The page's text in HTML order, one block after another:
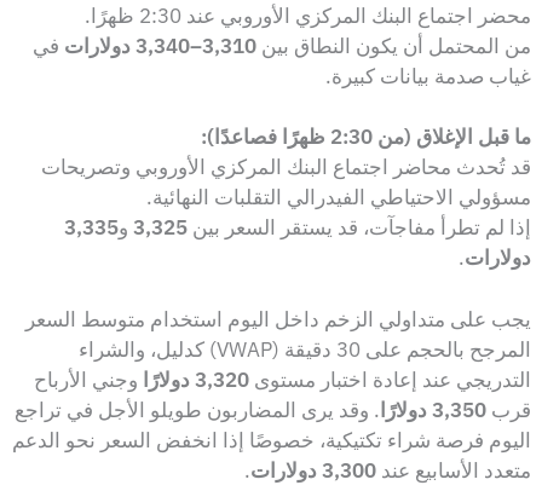
محضر اجتماع البنك المركزي الأوروبي عند 2:30 ظهرًا.
من المحتمل أن يكون النطاق بين3,310–3,340 دولارات
في
غياب صدمة بيانات كبيرة.
ما قبل الإغلاق (من 2:30 ظهرًا فصاعدًا):
قد تُحدث محاضر اجتماع البنك المركزي الأوروبي وتصريحات
مسؤولي الاحتياطي الفيدرالي التقلبات النهائية.
إذا لم تطرأ مفاجآت، قد يستقر السعر بين3,325 و3,335
دولارات.
يجب على متداولي الزخم داخل اليوم استخدام متوسط السعر
المرجح بالحجم على 30 دقيقة (VWAP) كدليل، والشراء
التدريجي عند إعادة اختبار مستوى3,320 دولارًا
وجني الأرباح
قرب3,350 دولارًا
. وقد يرى المضاربون طويلو الأجل في تراجع
اليوم فرصة شراء تكتيكية، خصوصًا إذا انخفض السعر نحو الدعم
متعدد الأسابيع عند3,300 دولارات .